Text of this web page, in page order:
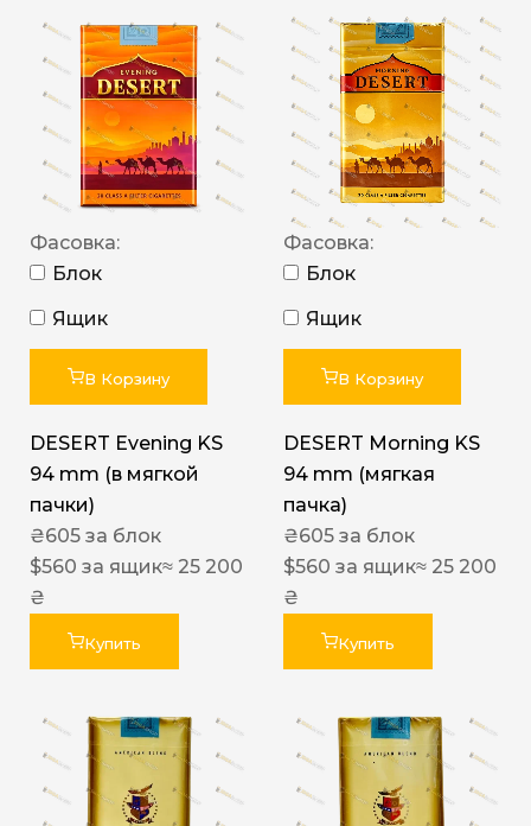
Фасовка:
Блок
Ящик
В Корзину
DESERT Evening KS
94 mm (в мягкой
пачки)
₴605 за блок
$560 за ящик≈ 25 200
₴
Купить
Фасовка:
Блок
Ящик
В Корзину
DESERT Morning KS
94 mm (мягкая
пачка)
₴605 за блок
$560 за ящик≈ 25 200
₴
Купить